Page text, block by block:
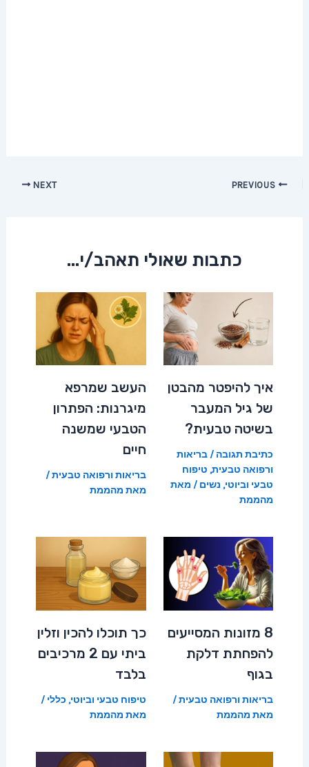
Post
NEXT
כתבות שאולי תאהב/י...
איך להיפטר מהבטן
של גיל המעבר
בשיטה טבעית?
כתיבת תגובה / בריאות
ורפואה טבעית, טיפוח
טבעי וביוטי, נשים / מאת
מהממת
העשב שמרפא
מיגרנות: הפתרון
הטבעי שמשנה
חיים
בריאות ורפואה טבעית/
מאת מהממת
8 מזונות המסייעים
להפחתת דלקת
בגוף
בריאות ורפואה טבעית/
מאת מהממת
כך תוכלו להכין וזלין
ביתי עם 2 מרכיבים
בלבד
טיפוח טבעי וביוטי, כללי /
מאת מהממת